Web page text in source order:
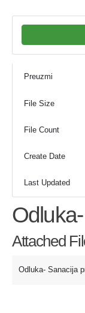
Preuzmi
File Size
File Count
Create Date
Last Updated
Attached
Odluka- Sanacija